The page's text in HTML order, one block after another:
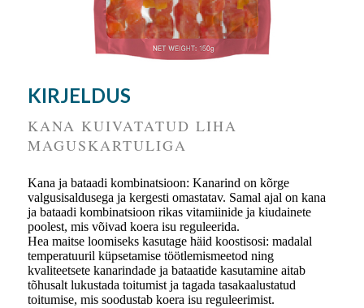
KIRJELDUS
KANA KUIVATATUD LIHA
MAGUSKARTULIGA
Kana ja bataadi kombinatsioon: Kanarind on kõrge
valgusisaldusega ja kergesti omastatav. Samal ajal on kana
ja bataadi kombinatsioon rikas vitamiinide ja kiudainete
poolest, mis võivad koera isu reguleerida.
Hea maitse loomiseks kasutage häid koostisosi: madalal
temperatuuril küpsetamise töötlemismeetod ning
kvaliteetsete kanarindade ja bataatide kasutamine aitab
tõhusalt lukustada toitumist ja tagada tasakaalustatud
toitumise, mis soodustab koera isu reguleerimist.